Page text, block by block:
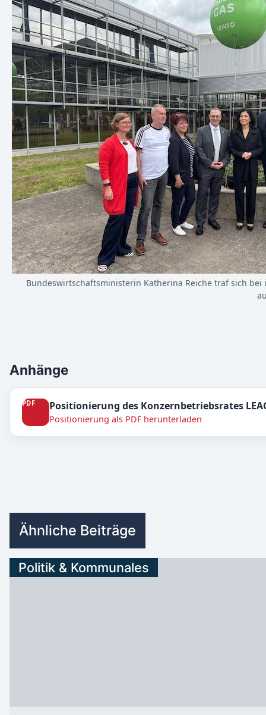
Bundeswirtschaftsministerin Katherina Reiche traf sich bei
Anhänge
Positionierung des Konzernbetriebsrates
Positionierung als PDF herunterladen
Ähnliche Beiträge
Politik & Kommunales